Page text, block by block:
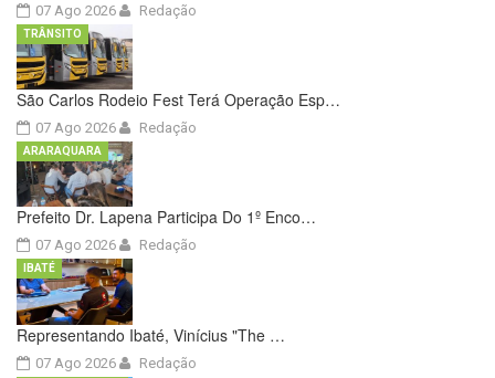
07 Ago 2026 Redação
São Carlos Rodeio Fest Terá Operação Esp…
07 Ago 2026
TRÂNSITO
Redação
Prefeito Dr. Lapena Participa Do 1º Enco…
07 Ago 2026
ARARAQUARA
Redação
Representando Ibaté, Vinícius "The …
07 Ago 2026
IBATÉ
Redação